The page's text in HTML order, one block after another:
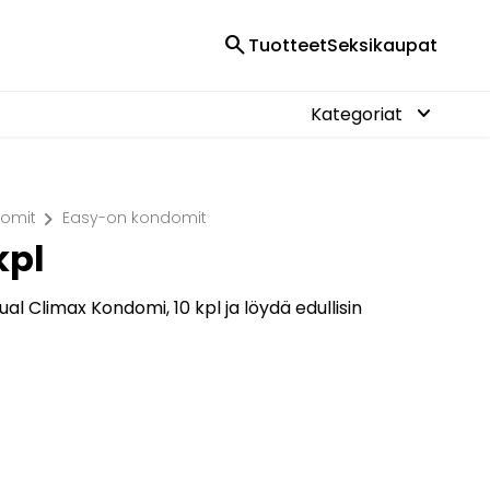
searchTuotteetSeksikaupat
Kategoriat keyboard_arrow_down
chevron_right Easy-on kondomit
Climax Kondomi, 10 kpl ja löydä edullisin